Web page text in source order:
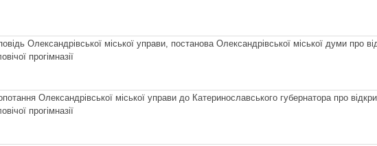
Олександрівської міської управи, постанова Олександрівської міської думи про
прогімназії
Олександрівської міської управи до Катеринославського губернатора про
прогімназії